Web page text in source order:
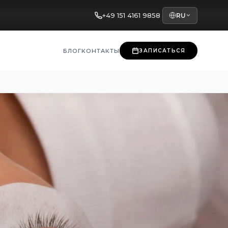
+49 151 4161 9858 RU
БЛОГКОНТАКТЫ ЗАПИСАТЬСЯ